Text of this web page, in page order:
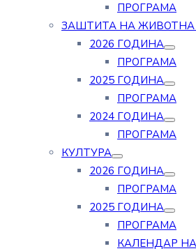
ПРОГРАМА
ЗАШТИТА НА
2026 ГОДИНА
ПРОГРАМА
2025 ГОДИНА
ПРОГРАМА
2024 ГОДИНА
ПРОГРАМА
КУЛТУРА
2026 ГОДИНА
ПРОГРАМА
2025 ГОДИНА
ПРОГРАМА
КАЛЕНДАР